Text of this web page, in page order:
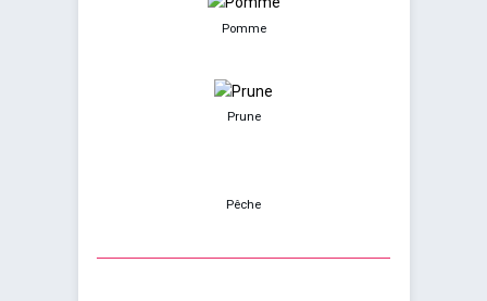
Pomme
Prune
Pêche